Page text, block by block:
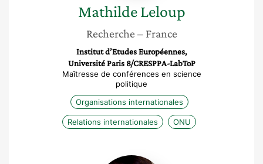
Mathilde Leloup
Recherche – France
Institut d’Etudes Européennes,
Université Paris 8/CRESPPA-LabToP
Maîtresse de conférences en science
politique
Organisations internationales
Relations internationales ONU
Sophie